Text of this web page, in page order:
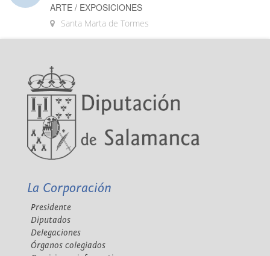
ARTE / EXPOSICIONES
Santa Marta de Tormes
La Corporación
Presidente
Diputados
Delegaciones
Órganos colegiados